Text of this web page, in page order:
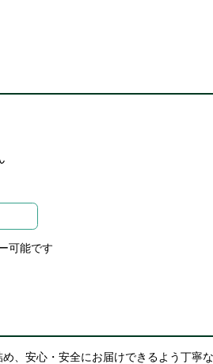
可能です
、安心・安全にお届けできるよう丁寧